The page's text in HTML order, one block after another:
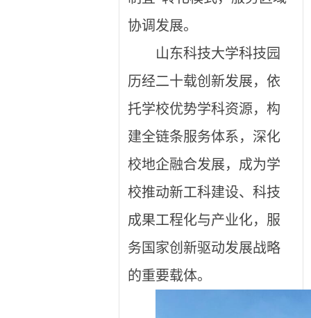
协调发展。
山东科技大学科技园
历经二十载创新发展，依
托学校优势学科资源，构
建全链条服务体系，深化
校地企融合发展，成为学
校推动新工科建设、科技
成果工程化与产业化，服
务国家创新驱动发展战略
的重要载体。